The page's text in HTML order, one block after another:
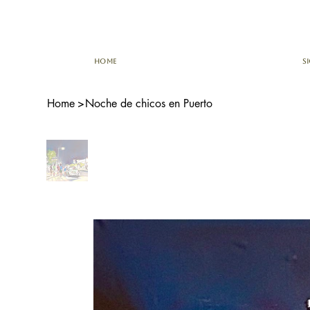
HOME
Home >Noche de chicos en Puerto